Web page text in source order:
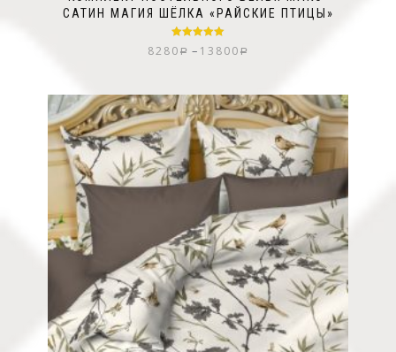
САТИН МАГИЯ ШЁЛКА «РАЙСКИЕ ПТИЦЫ»
Оценка 5.00
из 5
8280 Р – 13800 Р